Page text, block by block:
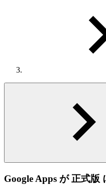
Google Apps が 正式版